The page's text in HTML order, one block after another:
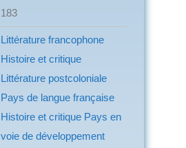
183
Littérature francophone
Histoire et critique
Littérature postcoloniale
Pays de langue française
Histoire et critique Pays en
voie de développement